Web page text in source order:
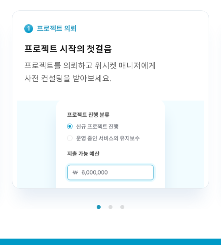
프로젝트 의뢰
프로젝트 시작의 첫걸음
프로젝트를 의뢰하고 위시켓 매니저에게
사전 컨설팅을 받아보세요.